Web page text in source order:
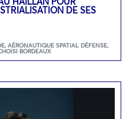
DE SES
,AÉRONAUTIQUE SPATIAL DÉFENSE,
BORDEAUX